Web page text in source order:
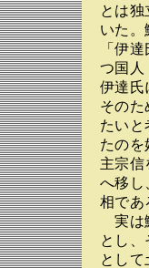
とは
いた。
「伊
つ国人
伊達氏
そのた
たいと
たのを
主宗信
へ移し
相であ
実は
とし
とし